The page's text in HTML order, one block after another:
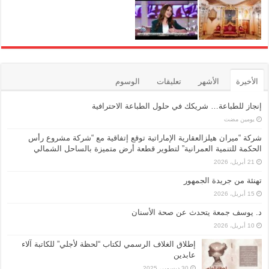
الأخيرة الأشهر تعليقات الوسوم
إنجاز للطباعة… شريكك في حلول الطباعة الاحترافية
‏يومين مضت
شركة “ميران هيلزالعقارية الإماراتية توقع إتفاقية مع “شركة مشروع رأس
الحكمة للتنمية العمرانية” لتطوير قطعة أرض متميزة بالساحل الشمالي
21 أبريل، 2026
تهنئة من جريدة الجمهور
15 أبريل، 2026
د. يوسف جمعة يتحدث عن صحة الأسنان
10 أبريل، 2026
إطلاق الغلاف الرسمي لكتاب “لحظة لأجلي” للكاتبة آلاء
عابدين